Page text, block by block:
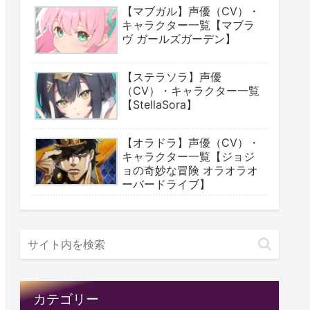
【マブガル】声優（CV）・
キャラクター一覧【マブラ
ヴ ガールズガーデン】
【ステラソラ】声優
（CV）・キャラクター一覧
【StellaSora】
【オラドラ】声優（CV）・
キャラクター一覧【ジョジ
ョの奇妙な冒険 オラオラオ
ーバードライブ】
カテゴリー